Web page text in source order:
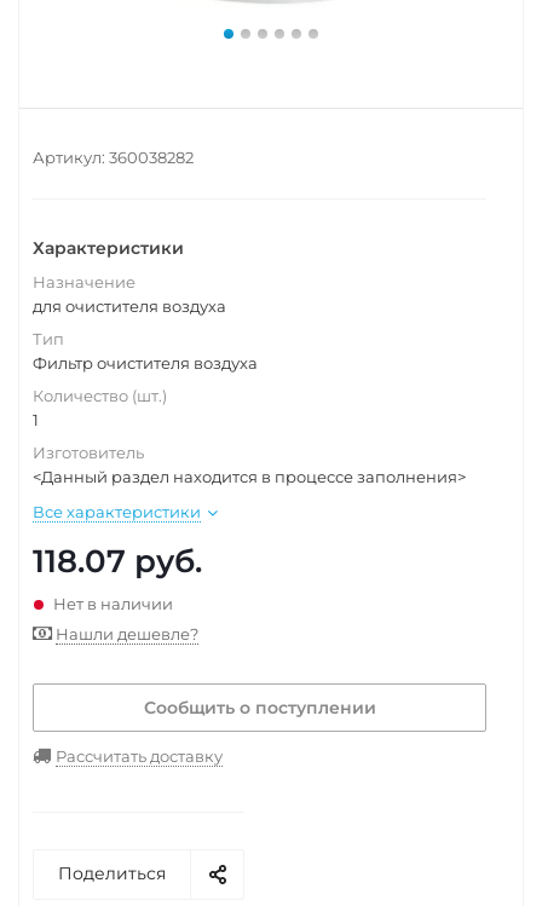
Артикул: 360038282
Характеристики
Назначение
для очистителя воздуха
Тип
Фильтр очистителя воздуха
Количество (шт.)
1
Изготовитель
<Данный раздел находится в процессе заполнения>
Все характеристики
118.07 руб.
Нет в наличии
Нашли дешевле?
Сообщить о поступлении
Рассчитать доставку
Поделиться